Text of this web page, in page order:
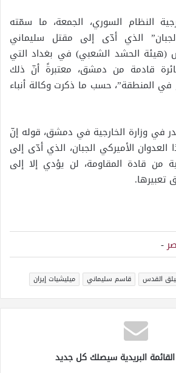
النظام السوري، الجمعة، ما سمّته
الذي أدّى إلى مقتل سليماني
(هيئة الحشد الشعبي) في بغداد التي
قادمة من دمشق، معتبرةً أنّ ذلك
المنطقة”، حسب ما ذكرت وكالة أنباء
في وزارة الخارجية في دمشق، قوله إنّ
الأميركي الجبان، الذي أدّى إلى
من قادة المقاومة، لن يؤدي إلا إلى
تعبيرها.
-
القدس قاسم سليماني ميليشيات إيران
البريدية سيصلك كل جديد